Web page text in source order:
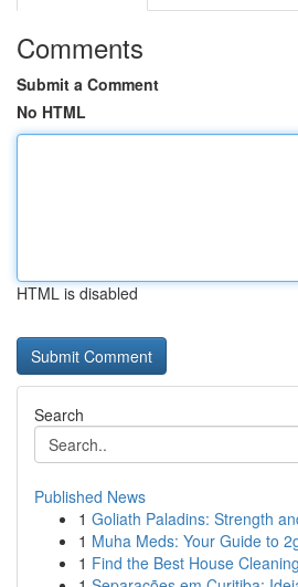
Comments
Submit a Comment
No HTML
HTML is disabled
Search
Published News
1 Goliath Paladins: Strength
1 Muha Meds: Your Guide to
1 Find the Best House